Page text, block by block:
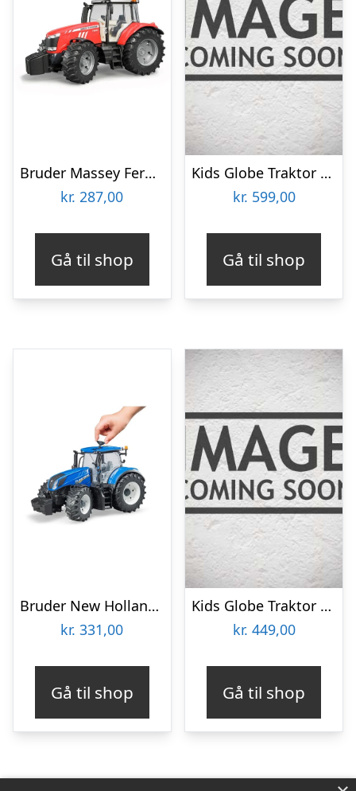
Bruder Massey Ferguson 7624 traktor legetøj
kr. 287,00
Gå til shop
Kids Globe Traktor Garage med plads til 3 traktorer 1:16 (bruder størrelse)
kr. 599,00
Gå til shop
Bruder New Holland T7.315 traktor legetøj
kr. 331,00
Gå til shop
Kids Globe Traktor Garage med plads til 2 traktorer 1:16 (bruder størrelse)
kr. 449,00
Gå til shop